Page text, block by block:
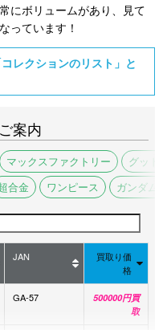
にボリュームがあり、見て
っています！
レクションのリスト」と
案内
マックスファクトリー
グッド
合金 ワンピース ガンダム
JAN
買取り価
格
GA-57
500000円買
取